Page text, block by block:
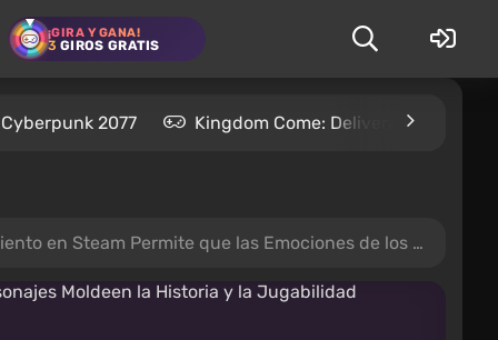
¡GIRA Y GANA!
3 GIROS GRATIS
Cyberpunk 2077 Kingdom Come: Deliverance 2
las Emociones de los Personajes Moldeen la Historia y la Jugabilidad